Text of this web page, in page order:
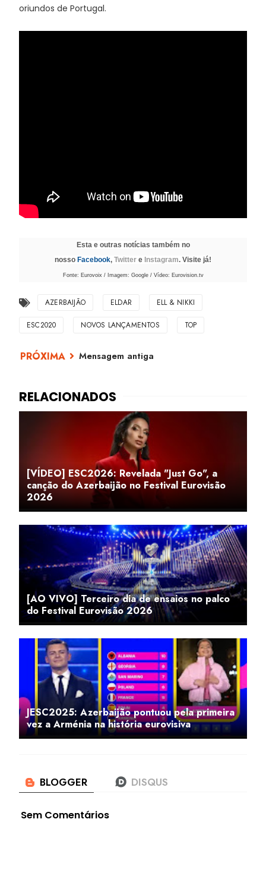
oriundos de Portugal.
Esta e outras notícias também no
nosso Facebook, Twitter e Instagram. Visite já!
Fonte: Eurovoix / Imagem: Google / Vídeo: Eurovision.tv
AZERBAIJÃO ELDAR ELL & NIKKI
ESC2020 NOVOS LANÇAMENTOS TOP
Mensagem antiga
[VÍDEO] ESC2026: Revelada "Just Go", a
canção do Azerbaijão no Festival Eurovisão
2026
[AO VIVO] Terceiro dia de ensaios no palco
do Festival Eurovisão 2026
JESC2025: Azerbaijão pontuou pela primeira
vez a Arménia na história eurovisiva
Sem Comentários